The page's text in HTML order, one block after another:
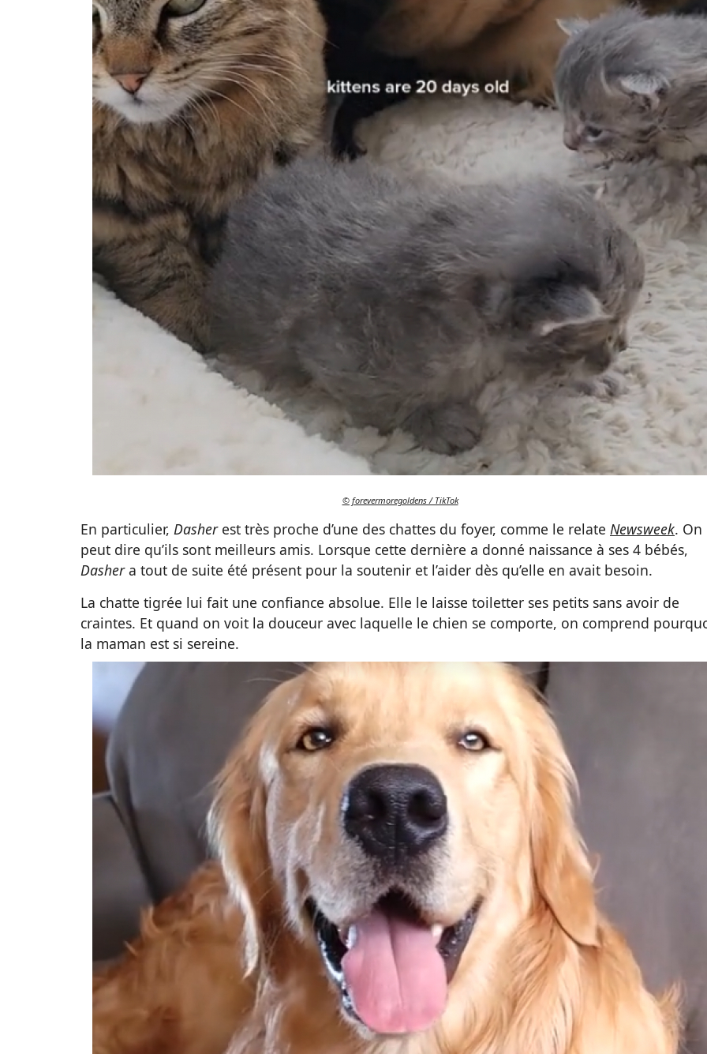
© forevermoregoldens / TikTok
En particulier, Dasherest très proche d’une des chattes du foyer, comme le relate Newsweek. On
peut dire qu’ils sont meilleurs amis. Lorsque cette dernière a donné naissance à ses 4 bébés,
Dashera tout de suite été présent pour la soutenir et l’aider dès qu’elle en avait besoin.
La chatte tigrée lui fait une confiance absolue. Elle le laisse toiletter ses petits sans avoir de
craintes. Et quand on voit la douceur avec laquelle le chien se comporte, on comprend
la maman est si sereine.